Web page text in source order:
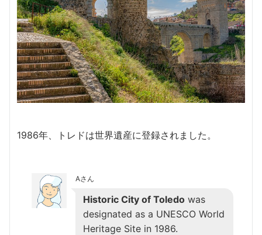
1986年、トレドは世界遺産に登録されました。
Aさん
Historic City of Toledo was
designated as a UNESCO World
Heritage Site in 1986.